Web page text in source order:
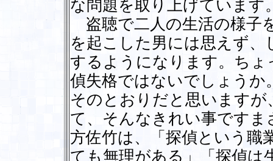
な問題を取り上げています
盗聴で二人の生活の様子
を起こした男には思えず
するようになります。ち
偵失格ではないでしょうか
そのとおりだと思います
て、そんなきれい事です
方佐竹は、「探偵という職
ても無理がある」「探偵は